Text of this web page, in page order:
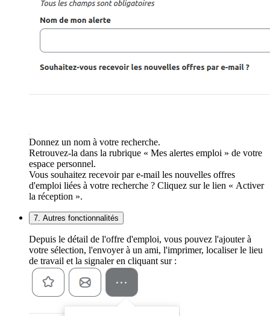
Donnez un nom à votre recherche.
Retrouvez-la dans la rubrique « Mes alertes emploi » de votre
espace personnel.
Vous souhaitez recevoir par e-mail les nouvelles offres
d'emploi liées à votre recherche ? Cliquez sur le lien « Activer
la réception ».
7. Autres fonctionnalités
Depuis le détail de l'offre d'emploi, vous pouvez l'ajouter à
votre sélection, l'envoyer à un ami, l'imprimer, localiser le lieu
de travail et la signaler en cliquant sur :